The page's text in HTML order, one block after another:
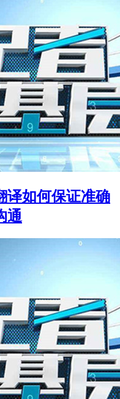
译如何保证准确
通